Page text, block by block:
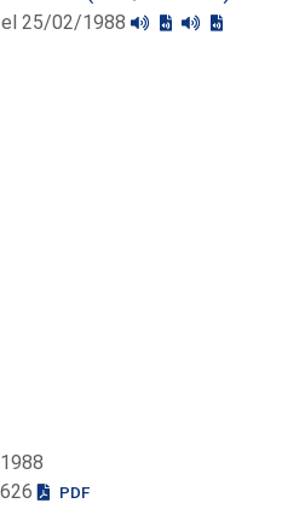
el 25/02/1988
PDF